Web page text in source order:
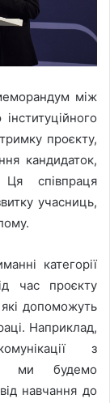
між
проєкту,
кандидаток,
співпраця
учасниць,
категорії
час проєкту
допоможуть
Наприклад,
з
ми будемо
навчання до